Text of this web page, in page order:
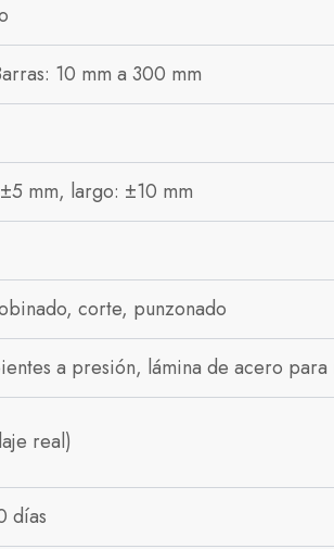
10 mm a 300 mm
mm, largo: ±10 mm
corte, punzonado
a presión, lámina de acero
real)
días